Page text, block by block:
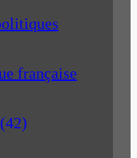
française
(42)